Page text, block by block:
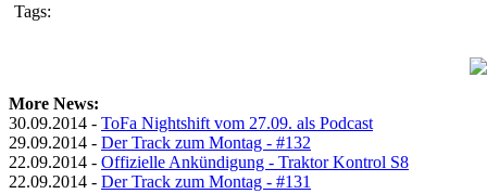
Tags:
More News:
30.09.2014 - ToFa Nightshift vom 27.09. als Podcast
29.09.2014 - Der Track zum Montag - #132
22.09.2014 - Offizielle Ankündigung - Traktor Kontrol S8
22.09.2014 - Der Track zum Montag - #131